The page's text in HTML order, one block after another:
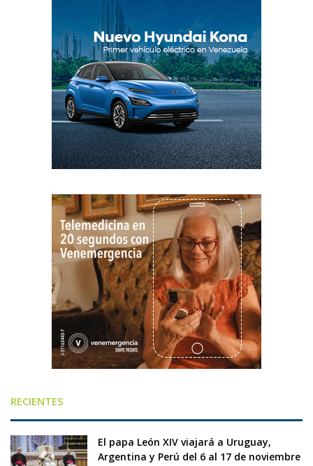
RECIENTES
El papa León XIV viajará a Uruguay,
Argentina y Perú del 6 al 17 de noviembre